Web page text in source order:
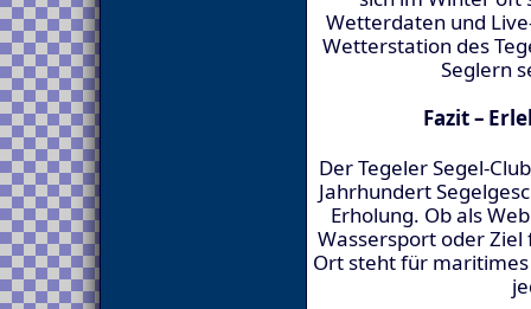
Wetterdaten und
Wetterstation des
Seglern
Fazit –
Der Tegeler Segel-
Jahrhundert
Erholung. Ob als
Wassersport oder Ziel
Ort steht für